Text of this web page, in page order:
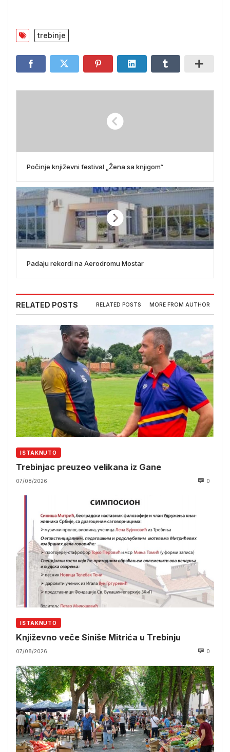
trebinje
Počinje književni festival „Žena sa knjigom“
Padaju rekordi na Aerodromu Mostar
RELATED POSTS RELATED POSTS MORE FROM AUTHOR
ISTAKNUTO
Trebinjac preuzeo velikana iz Gane
07/08/2026 0
ISTAKNUTO
Književno veče Siniše Mitrića u Trebinju
07/08/2026 0